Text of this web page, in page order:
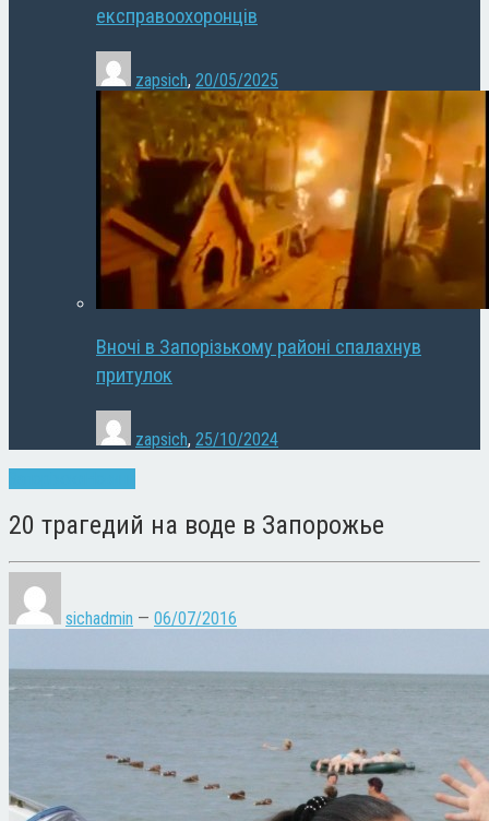
експравоохоронців
zapsich, 20/05/2025
Вночі в Запорізькому районі спалахнув
притулок
zapsich, 25/10/2024
20 трагедий на воде в Запорожье
sichadmin — 06/07/2016